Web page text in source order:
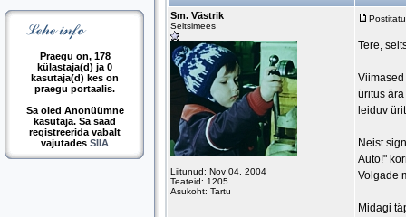
Praegu on, 178
külastaja(d) ja 0
kasutaja(d) kes on
praegu portaalis.
Sa oled Anonüümne
kasutaja. Sa saad
registreerida vabalt
vajutades SIIA
Sm. Västrik
Seltsimees
Liitunud: Nov 04, 2004
Teateid: 1205
Asukoht: Tartu
Tere,
üritus
leiduv
Neist
Auto!"
Volgade
Midagi